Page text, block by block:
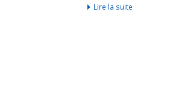
Lire la suite